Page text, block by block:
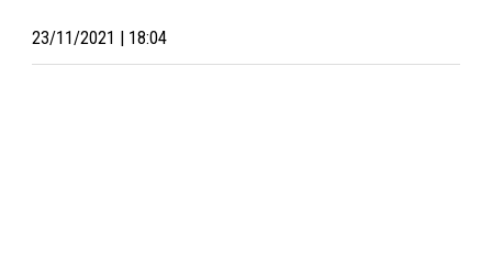
23/11/2021 | 18:04